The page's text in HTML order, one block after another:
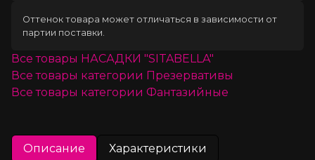
Оттенок товара может отличаться в зависимости от
партии поставки.
Все товары НАСАДКИ "SITABELLA"
Все товары категории Презервативы
Все товары категории Фантазийные
Описание Характеристики